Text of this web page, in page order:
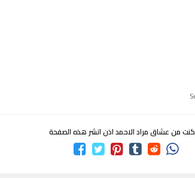
كنت من عشاق مراد الاحمد اذن انشر هذه الصفحة